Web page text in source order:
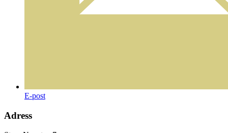
E-post
Adress